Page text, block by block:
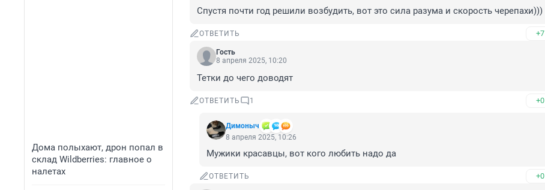
Дома полыхают, дрон попал в
склад Wildberries: главное о
налетах
Спустя почти год решили возбудить, вот это сила разума и скорость черепахи)))
ОТВЕТИТЬ +7
Гость
8 апреля 2025, 10:20
Тетки до чего доводят
ОТВЕТИТЬ 1 +0
Димоныч
8 апреля 2025, 10:26
Мужики красавцы, вот кого любить надо да
ОТВЕТИТЬ +0